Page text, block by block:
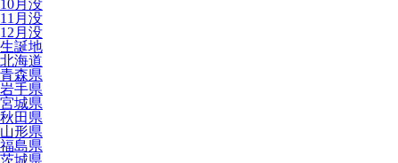
10月没
11月没
12月没
生誕地
北海道
青森県
岩手県
宮城県
秋田県
山形県
福島県
茨城県